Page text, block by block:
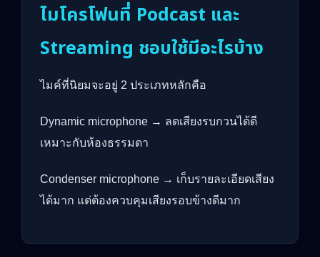
ไมโครโฟนที่ Podcast และ
Streaming ชอบใช้มีอะไรบ้าง
ไมค์ที่นิยมจะอยู่ 2 ประเภทหลักคือ
Dynamic microphone → ลดเสียงรบกวนได้ดี
เหมาะกับห้องธรรมดา
Condenser microphone → เก็บรายละเอียดเสียง
ได้มาก แต่ต้องควบคุมเสียงรอบข้างดีมาก